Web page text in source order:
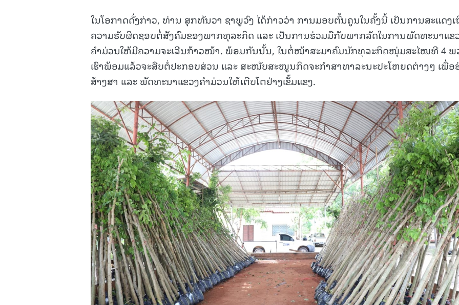
ໃນໂອກາດດັ່ງກ່າວ, ທ່ານ ສຸກທັນວາ ຊາພູວົງ ໄດ້ກ່າວວ່າ ການມອບຕົ້ນຄູນໃນຄັ້ງນີ້ ເປັນການສະແດງເ
ຄວາມຮັບຜິດຊອບຕໍ່ສັງຄົມຂອງພາກທຸລະກິດ ແລະ ເປັນການຮ່ວມມືກັບພາກລັດໃນການພັດທະນາແຂ
ຄໍາມ່ວນໃຫ້ມີຄວາມຈະເລີນກ້າວໜ້າ. ພ້ອມກັນນັ້ນ, ໃນຕໍ່ໜ້າສະມາຄົມນັກທຸລະກິດໜຸ່ມສະໄໝທີ 4 ພ
ເຮົາພ້ອມແລ້ວຈະສືບຕໍ່ປະກອບສ່ວນ ແລະ ສະໜັບສະໜູນກິດຈະກໍາສາທາລະນະປະໂຫຍດຕ່າງໆ ເພື່ອ
ສ້າງສາ ແລະ ພັດທະນາແຂວງຄໍາມ່ວນໃຫ້ເຕີບໂຕຢ່າງເຂັ້ມແຂງ.